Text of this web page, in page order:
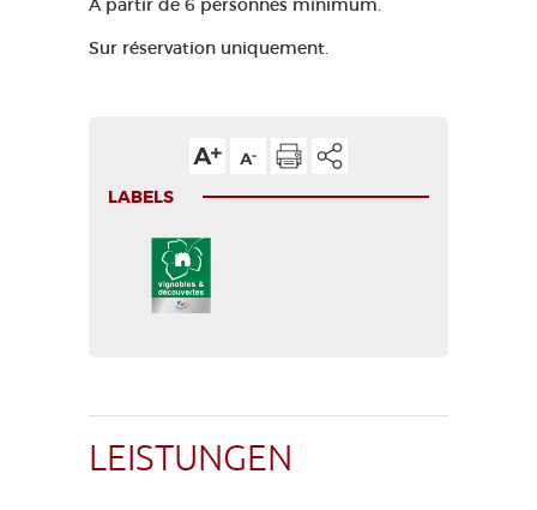
A partir de 6 personnes minimum.
Sur réservation uniquement.
LABELS
LEISTUNGEN